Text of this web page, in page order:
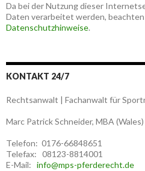
Da bei der Nutzung dieser
Daten verarbeitet werden,
Datenschutzhinweise.
KONTAKT 24/7
Rechtsanwalt | Fachanwalt für
Marc Patrick Schneider, MBA (Wales)
Telefon: 0176-66848651
Telefax: 08123-8814001
E-Mail: info@mps-pferderecht.de